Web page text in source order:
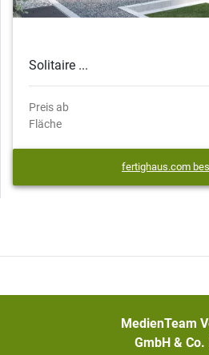
Solitaire ...
Preis ab
Fläche
fertighaus.com
MedienTeam
GmbH & Co.